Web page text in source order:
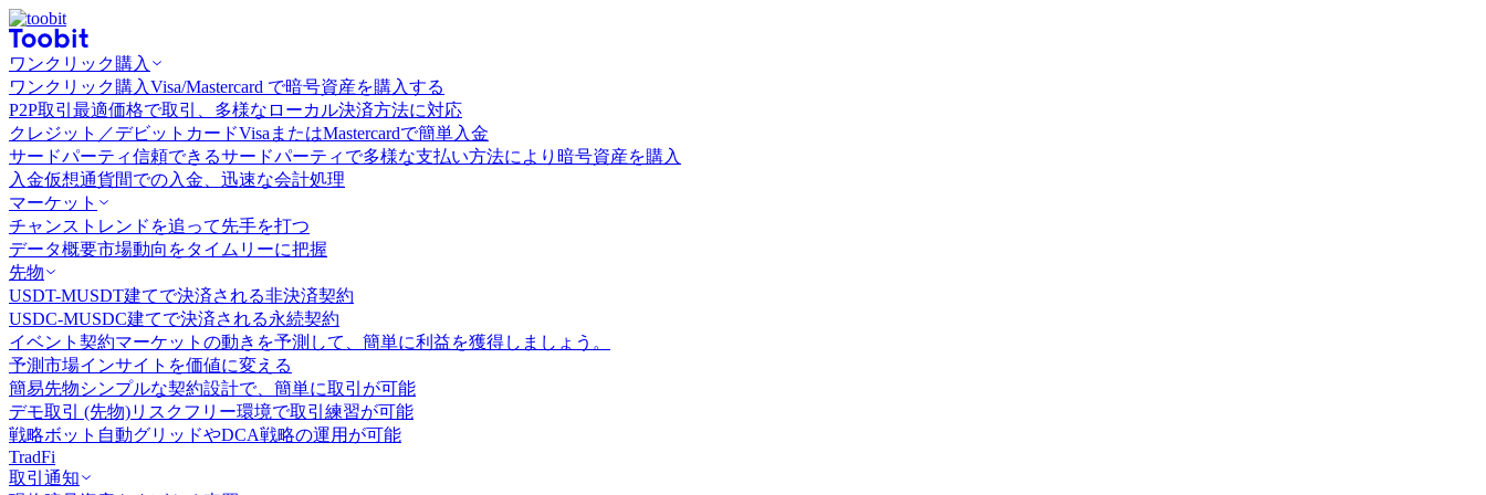
ワンクリック購入
ワンクリック購入Visa/Mastercard で暗号資産を購入する
P2P取引 最適価格で取引、多様なローカル決済方法に対応
クレジット／デビットカードVisaまたはMastercardで簡単入金
サードパーティ信頼できるサードパーティで多様な支払い方法により暗号資産を購入
入金仮想通貨間での入金、迅速な会計処理
マーケット
チャンス トレンドを追って先手を打つ
データ概要市場動向をタイムリーに把握
先物
USDT-MUSDT建てで決済される非決済契約
USDC-MUSDC建てで決済される永続契約
イベント契約マーケットの動きを予測して、簡単に利益を獲得しましょう。
予測市場インサイトを価値に変える
簡易先物シンプルな契約設計で、簡単に取引が可能
デモ取引 (先物)リスクフリー環境で取引練習が可能
戦略ボット 自動グリッドやDCA戦略の運用が可能
TradFi
取引通知